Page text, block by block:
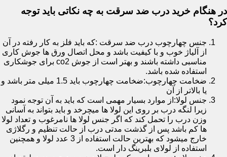
در هنگام خرید درب ضد سرقت به چه نکاتی باید توجه
کرد؟
جنس چهارچوب درب ضد سرقت :که باید فلز به کار رفته در آن
از آلیاژ خوب و با کیفیت باشد و محل اتصال ورق ها جوش کاری
مناسبی داشته باشند و بهتر است از جوش co2 برای جوشکاری
استفاده شده باشد.
ضخامت چهارچوب:ضخامت چهارچوب باید 1.5 میلی متر باشد و
یا بالاتر از آن
جنس لولا:از موارد بسیار مهمی است که باید به آن توجه نمود
زیرا لنگه درب بر روی این لولا ها میچرخد و باید بتواند به آسانی
وزن درب را تحمل کند که اگر جنس لولا ها نامرغوب و تعداد لولا
ها کم باشد پس از گذشت مدتی درب از حالت تنظیم و رگلاژی
خارج میشود که بهترین حالت استفاده از 3 عدد لولا و همچنین
استفاده از لولای بلبرینگ دار است.